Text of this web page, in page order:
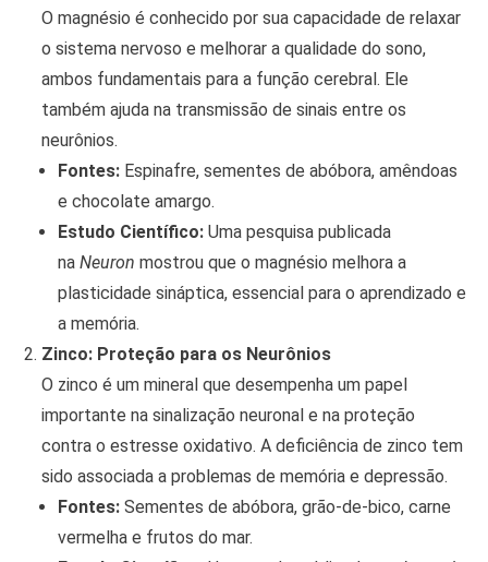
O magnésio é conhecido por sua capacidade de relaxar
o sistema nervoso e melhorar a qualidade do sono,
ambos fundamentais para a função cerebral. Ele
também ajuda na transmissão de sinais entre os
neurônios.
Fontes:Espinafre, sementes de abóbora, amêndoas
e chocolate amargo.
Estudo Científico:Uma pesquisa publicada
na Neuron mostrou que o magnésio melhora a
plasticidade sináptica, essencial para o aprendizado e
a memória.
Zinco: Proteção para os Neurônios
O zinco é um mineral que desempenha um papel
importante na sinalização neuronal e na proteção
contra o estresse oxidativo. A deficiência de zinco tem
sido associada a problemas de memória e depressão.
Fontes:Sementes de abóbora, grão-de-bico, carne
vermelha e frutos do mar.